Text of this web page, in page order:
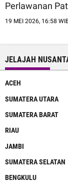
Perlawanan
19 MEI 2026, 16:58
JELAJAH
ACEH
SUMATERA UTARA
SUMATERA BARAT
RIAU
JAMBI
SUMATERA SELATAN
BENGKULU